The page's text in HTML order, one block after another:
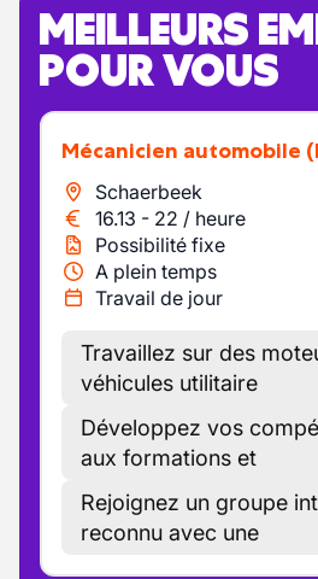
MEILLEURS
POUR VOUS
Mécanicien automobile
Schaerbeek
16.13 - 22 / heure
Possibilité fixe
A plein temps
Travail de jour
Travaillez sur des
véhicules utilitaire
Développez vos
aux formations et
Rejoignez un groupe
reconnu avec une